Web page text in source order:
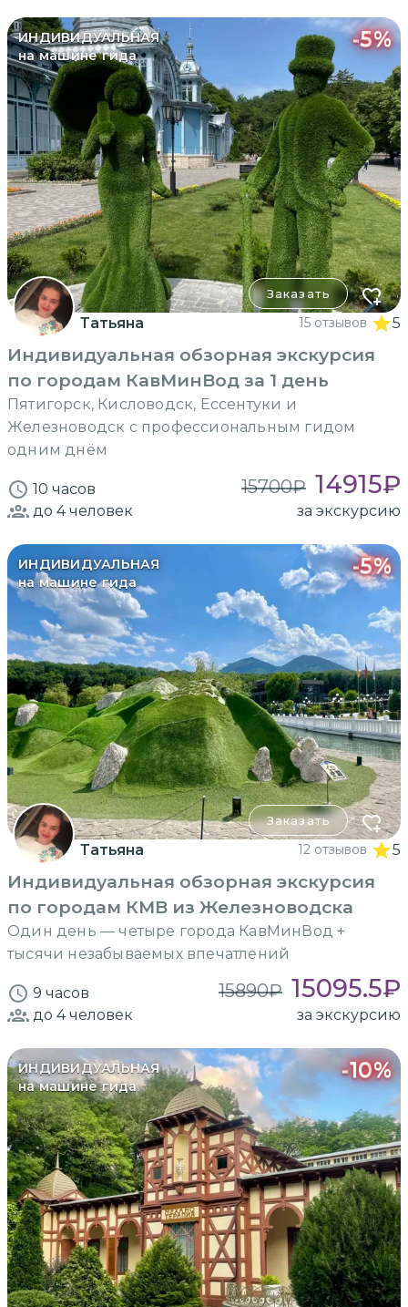
ИНДИВИДУАЛЬНАЯ
на машине гида
-5%
Заказать
Татьяна 15 отзывов 5
Индивидуальная обзорная экскурсия
по городам КавМинВод за 1 день
Пятигорск, Кисловодск, Ессентуки и
Железноводск с профессиональным гидом
одним днём
10 часов 15700₽ 14915₽
до 4человек за экскурсию
ИНДИВИДУАЛЬНАЯ
на машине гида
-5%
Заказать
Татьяна 12 отзывов 5
Индивидуальная обзорная экскурсия
по городам КМВ из Железноводска
Один день — четыре города КавМинВод +
тысячи незабываемых впечатлений
9 часов 15890₽ 15095.5₽
до 4человек за экскурсию
ИНДИВИДУАЛЬНАЯ
на машине гида
-10%